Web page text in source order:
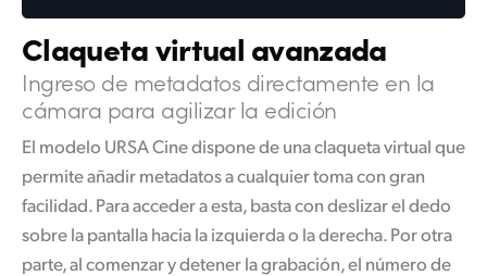
Claqueta virtual avanzada
Ingreso de metadatos directamente en la
cámara para agilizar la edición
El modelo URSA Cine dispone de una claqueta virtual que
permite añadir metadatos a cualquier toma con gran
facilidad. Para acceder a esta, basta con deslizar el dedo
sobre la pantalla hacia la izquierda o la derecha. Por otra
parte, al comenzar y detener la grabación, el número de